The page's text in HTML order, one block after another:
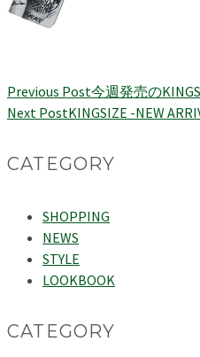
Previous Post今週発売の
Next PostKINGSIZE -NEW
CATEGORY
SHOPPING
NEWS
STYLE
LOOKBOOK
CATEGORY